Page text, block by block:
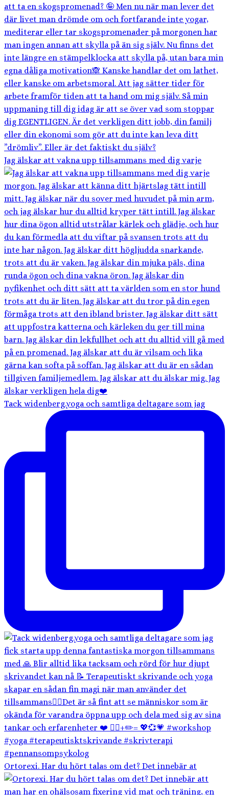
Jag älskar att vakna upp tillsammans med dig varje
Tack widenberg.yoga och samtliga deltagare som jag
Ortorexi. Har du hört talas om det? Det innebär at